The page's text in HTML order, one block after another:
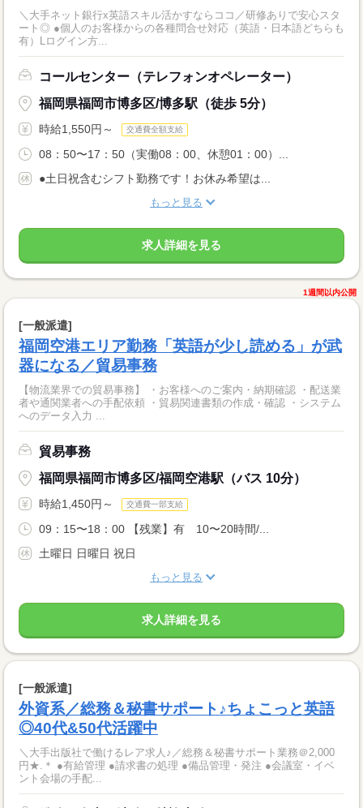
＼大手ネット銀行x英語スキル活かすならココ／研修ありで安心スタ
ート◎ ●個人のお客様からの各種問合せ対応（英語・日本語どちらも
有）Lログイン方...
コールセンター（テレフォンオペレーター）
福岡県福岡市博多区/博多駅（徒歩 5分）
時給1,550円～ 交通費全額支給
08：50〜17：50（実働08：00、休憩01：00）...
●土日祝含むシフト勤務です！お休み希望は...
もっと見る
求人詳細を見る
1週間以内公開
[一般派遣]
福岡空港エリア勤務「英語が少し読める」が武
器になる／貿易事務
【物流業界での貿易事務】 ・お客様へのご案内・納期確認 ・配送業
者や通関業者への手配依頼 ・貿易関連書類の作成・確認 ・システム
へのデータ入力 ...
貿易事務
福岡県福岡市博多区/福岡空港駅（バス 10分）
時給1,450円～ 交通費一部支給
09：15〜18：00 【残業】有 10〜20時間/...
土曜日 日曜日 祝日
もっと見る
求人詳細を見る
[一般派遣]
外資系／総務＆秘書サポート♪ちょこっと英語
◎40代&50代活躍中
＼大手出版社で働けるレア求人♪／総務＆秘書サポート業務＠2,000
円★.＊ ●有給管理 ●請求書の処理 ●備品管理・発注 ●会議室・イベ
ント会場の手配...